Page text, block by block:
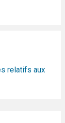
relatifs aux